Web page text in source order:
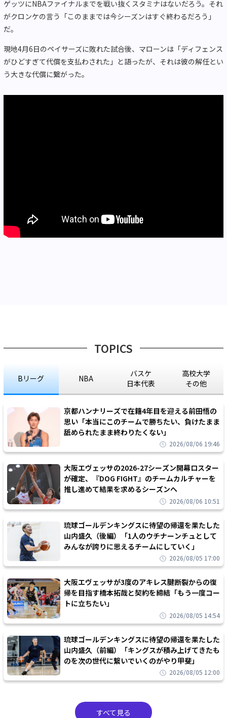
ゲッツにNBAファイナルまでを戦い抜くスタミナはないだろう。それ
がクロンケの言う「このままでは今シーズンはすぐ終わるだろう」
だ。
現地4月6日のペイサーズに敗れた試合後、マローンは「ディフェンス
がひどすぎて代償を支払わされた」と語ったが、それは彼の解任とい
う大きな代償に繋がった。
TOPICS
Bリーグ NBA
バスケ
日本代表
高校大学
その他
京都ハンナリーズで在籍4年目を迎える前田悟の
思い「本当にこのチームで勝ちたい、負けたまま
舐められたまま終わりたくない」
2026/08/06 19:46
大阪エヴェッサの2026-27シーズン開幕ロスター
が確定、『DOG FIGHT』のチームカルチャーを
推し進めて結果を求めるシーズンへ
2026/08/06 10:51
琉球ゴールデンキングスに待望の帰還を果たした
山内盛久（後編）「1人のウチナーンチュとして
みんなが誇りに思えるチームにしていく」
2026/08/05 17:00
大阪エヴェッサが3度のアキレス腱断裂からの復
帰を目指す橋本拓哉と契約を締結「もう一度コー
トに立ちたい」
2026/08/05 14:54
琉球ゴールデンキングスに待望の帰還を果たした
山内盛久（前編）「キングスが積み上げてきたも
のを次の世代に繋いでいくのがやり甲斐」
2026/08/05 12:00
すべて見る